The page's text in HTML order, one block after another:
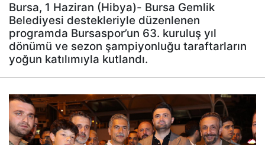
Bursa, 1 Haziran (Hibya)- Bursa Gemlik
Belediyesi destekleriyle düzenlenen
programda Bursaspor’un 63. kuruluş yıl
dönümü ve sezon şampiyonluğu taraftarların
yoğun katılımıyla kutlandı.